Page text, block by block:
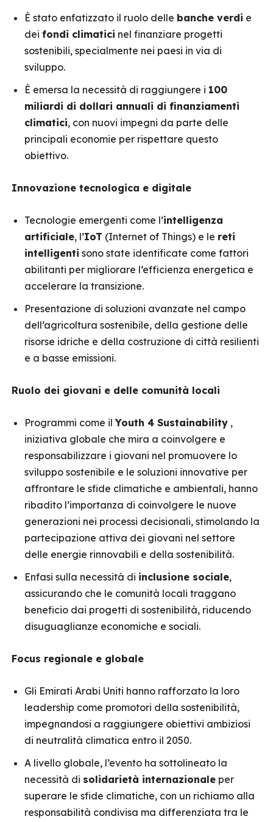
È stato enfatizzato il ruolo delle banche verdi e
dei fondi climatici nel finanziare progetti
sostenibili, specialmente nei paesi in via di
sviluppo.
È emersa la necessità di raggiungere i 100
miliardi di dollari annuali di finanziamenti
climatici, con nuovi impegni da parte delle
principali economie per rispettare questo
obiettivo.
Innovazione tecnologica e digitale
Tecnologie emergenti come l’intelligenza
artificiale, l’IoT (Internet of Things) e le reti
intelligenti sono state identificate come fattori
abilitanti per migliorare l’efficienza energetica e
accelerare la transizione.
Presentazione di soluzioni avanzate nel campo
dell’agricoltura sostenibile, della gestione delle
risorse idriche e della costruzione di città resilienti
e a basse emissioni.
Ruolo dei giovani e delle comunità locali
Programmi come ilYouth 4 Sustainability ,
iniziativa globale che mira a coinvolgere e
responsabilizzare i giovani nel promuovere lo
sviluppo sostenibile e le soluzioni innovative per
affrontare le sfide climatiche e ambientali, hanno
ribadito l’importanza di coinvolgere le nuove
generazioni nei processi decisionali, stimolando la
partecipazione attiva dei giovani nel settore
delle energie rinnovabili e della sostenibilità.
Enfasi sulla necessità di inclusione sociale,
assicurando che le comunità locali traggano
beneficio dai progetti di sostenibilità, riducendo
disuguaglianze economiche e sociali.
Focus regionale e globale
Gli Emirati Arabi Uniti hanno rafforzato la loro
leadership come promotori della sostenibilità,
impegnandosi a raggiungere obiettivi ambiziosi
di neutralità climatica entro il 2050.
A livello globale, l’evento ha sottolineato la
necessità di solidarietà internazionale per
superare le sfide climatiche, con un richiamo alla
responsabilità condivisa ma differenziata tra le